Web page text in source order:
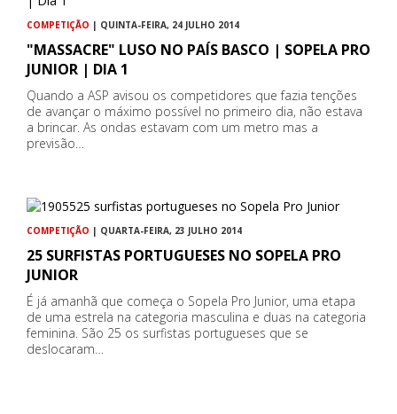
COMPETIÇÃO | QUINTA-FEIRA, 24 JULHO 2014
"MASSACRE" LUSO NO PAÍS BASCO | SOPELA PRO
JUNIOR | DIA 1
Quando a ASP avisou os competidores que fazia tenções
de avançar o máximo possível no primeiro dia, não estava
a brincar. As ondas estavam com um metro mas a
previsão…
COMPETIÇÃO | QUARTA-FEIRA, 23 JULHO 2014
25 SURFISTAS PORTUGUESES NO SOPELA PRO
JUNIOR
É já amanhã que começa o Sopela Pro Junior, uma etapa
de uma estrela na categoria masculina e duas na categoria
feminina. São 25 os surfistas portugueses que se
deslocaram…